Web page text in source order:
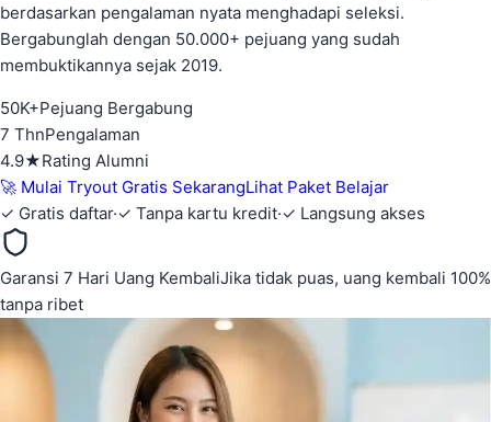
Jika kamu termasuk salah satunya, ini waktunya naik level.
Alumni Tryout CPNS 2026 yang Sudah
Lebih dari 50.000 alumni CPNSpro terbukti lulus seleksi
Pilih Paket Tryout SKD & SKB CPNS 2026
Mulai Simulasi SKD & SKB CPNS 2026 Gratis
Daftar gratis dan akses langsung 6 paket tryout SKD premium
Paket Starter SKD — Rp36.000
Paket Pro SKD — Rp99.000
Paket Mastery SKD — Rp149.000
Paket VIP SKD — Rp249.000
berdasarkan pengalaman nyata menghadapi seleksi.
Bergabunglah dengan 50.000+ pejuang yang sudah
membuktikannya sejak 2019.
50K+Pejuang Bergabung
7 ThnPengalaman
4.9★Rating Alumni
🚀 Mulai Tryout Gratis SekarangLihat Paket Belajar
✓ Gratis daftar·✓ Tanpa kartu kredit·✓ Langsung akses
Garansi 7 Hari Uang KembaliJika tidak puas, uang kembali 100%
tanpa ribet